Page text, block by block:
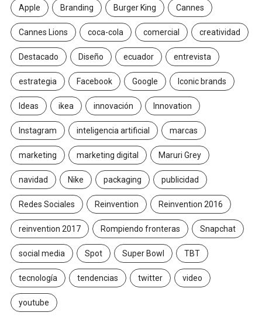
Apple Branding Burger King Cannes
Cannes Lions coca-cola comercial creatividad
Destacado Diseño ecuador entrevista
estrategia Facebook Google Iconic brands
Ideas ikea innovación Innovation
Instagram inteligencia artificial marcas
marketing marketing digital Maruri Grey
navidad Nike packaging publicidad
Redes Sociales Reinvention Reinvention 2016
reinvention 2017 Rompiendo fronteras Snapchat
social media Spot Super Bowl TBT
tecnología tendencias twitter video
youtube